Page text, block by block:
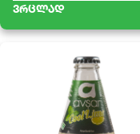
ვრცლად